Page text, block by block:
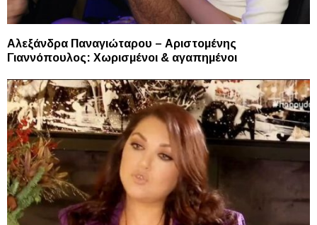
Αλεξάνδρα Παναγιώταρου – Αριστομένης
Γιαννόπουλος: Χωρισμένοι & αγαπημένοι